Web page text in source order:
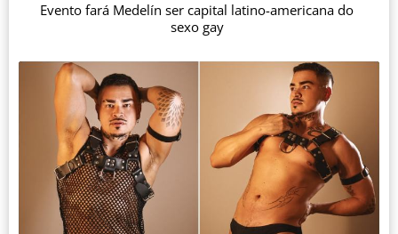
Evento fará Medelín ser capital latino-americana do
sexo gay